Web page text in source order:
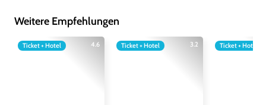
Weitere Empfehlungen
4.6
Ticket + Hotel 3.2
Ticket + Hotel Ticket + Hotel